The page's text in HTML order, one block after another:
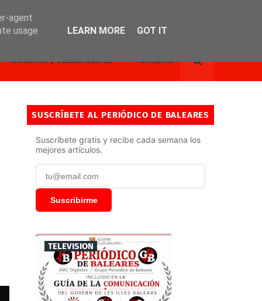
Dirección y Colaboradores Contacto
SUSCRÍBETE AL PERIÓDICO DE BALEARES
Suscríbete gratis y recibe cada semana los
mejores artículos.
Suscribirme
TELEVISION
agent
usage
LEARN MORE GOT IT